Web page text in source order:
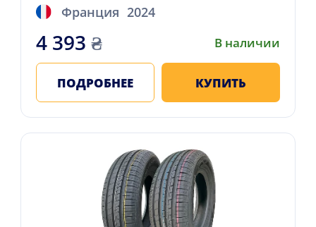
Франция 2024
4 393 ₴ В наличии
ПОДРОБНЕЕ КУПИТЬ